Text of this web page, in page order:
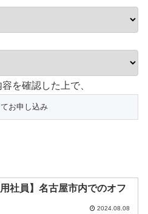
を確認した上で、
社員】名古屋市内でのオフ
2024.08.08